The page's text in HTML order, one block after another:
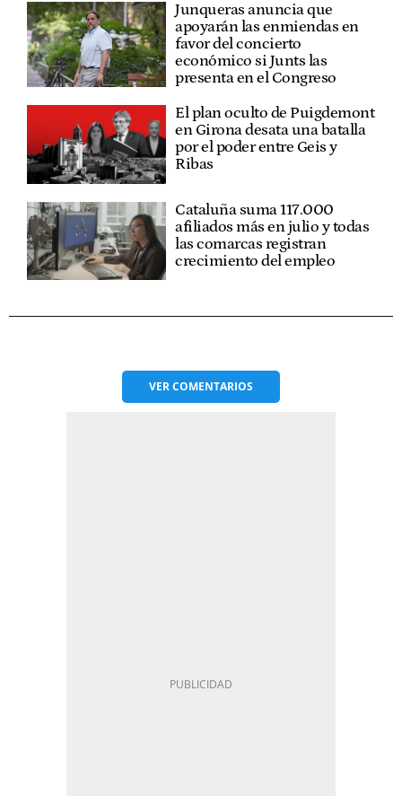
Junqueras anuncia que
apoyarán las enmiendas en
favor del concierto
económico si Junts las
presenta en el Congreso
El plan oculto de Puigdemont
en Girona desata una batalla
por el poder entre Geis y
Ribas
Cataluña suma 117.000
afiliados más en julio y todas
las comarcas registran
crecimiento del empleo
VERCOMENTARIOS